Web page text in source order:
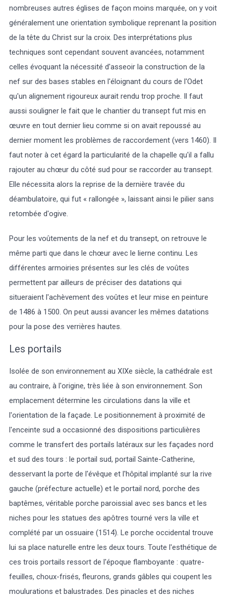
nombreuses autres églises de façon moins marquée, on y voit
généralement une orientation symbolique reprenant la position
de la tête du Christ sur la croix. Des interprétations plus
techniques sont cependant souvent avancées, notamment
celles évoquant la nécessité d'asseoir la construction de la
nef sur des bases stables en l'éloignant du cours de l'Odet
qu'un alignement rigoureux aurait rendu trop proche. Il faut
aussi souligner le fait que le chantier du transept fut mis en
œuvre en tout dernier lieu comme si on avait repoussé au
dernier moment les problèmes de raccordement (vers 1460). Il
faut noter à cet égard la particularité de la chapelle qu'il a fallu
rajouter au chœur du côté sud pour se raccorder au transept.
Elle nécessita alors la reprise de la dernière travée du
déambulatoire, qui fut « rallongée », laissant ainsi le pilier sans
retombée d'ogive.
Pour les voûtements de la nef et du transept, on retrouve le
même parti que dans le chœur avec le lierne continu. Les
différentes armoiries présentes sur les clés de voûtes
permettent par ailleurs de préciser des datations qui
situeraient l'achèvement des voûtes et leur mise en peinture
de 1486 à 1500. On peut aussi avancer les mêmes datations
pour la pose des verrières hautes.
Les portails
Isolée de son environnement au XIXe siècle, la cathédrale est
au contraire, à l'origine, très liée à son environnement. Son
emplacement détermine les circulations dans la ville et
l'orientation de la façade. Le positionnement à proximité de
l'enceinte sud a occasionné des dispositions particulières
comme le transfert des portails latéraux sur les façades nord
et sud des tours : le portail sud, portail Sainte-Catherine,
desservant la porte de l'évêque et l'hôpital implanté sur la rive
gauche (préfecture actuelle) et le portail nord, porche des
baptêmes, véritable porche paroissial avec ses bancs et les
niches pour les statues des apôtres tourné vers la ville et
complété par un ossuaire (1514). Le porche occidental trouve
lui sa place naturelle entre les deux tours. Toute l'esthétique de
ces trois portails ressort de l'époque flamboyante : quatre-
feuilles, choux-frisés, fleurons, grands gâbles qui coupent les
moulurations et balustrades. Des pinacles et des niches